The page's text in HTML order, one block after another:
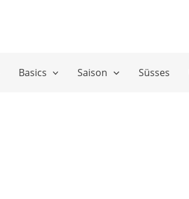
Basics Saison Süsses